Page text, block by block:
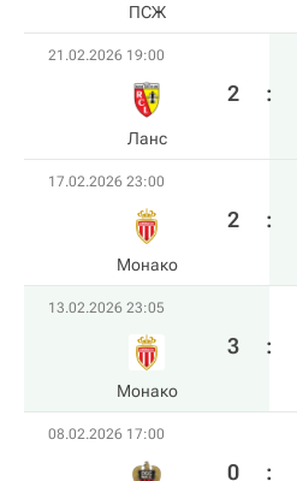
ПСЖ
21.02.2026 19:00
Ланс
2 :
17.02.2026 23:00
Монако
2 :
13.02.2026 23:05
Монако
3 :
08.02.2026 17:00
0 :